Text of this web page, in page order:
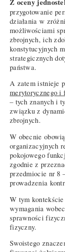
przygotowanie
działania w
możliwościami
zbrojnych, ich
konstytucyjnych
strategicznych
państwa.
A zatem istnieje
merytorycznego i
– tych znanych i
związku z
zbrojnych.
W obecnie
organizacyjnych
pokojowego
zgodnie z
przedmiocie nr 8
prowadzenia
W tym
wymagania
sprawności
fizyczny.
Swoistego